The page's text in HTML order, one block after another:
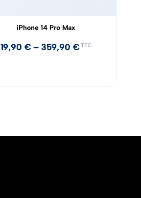
iPhone 14 Pro Max
19,90 € – 359,90 € TTC